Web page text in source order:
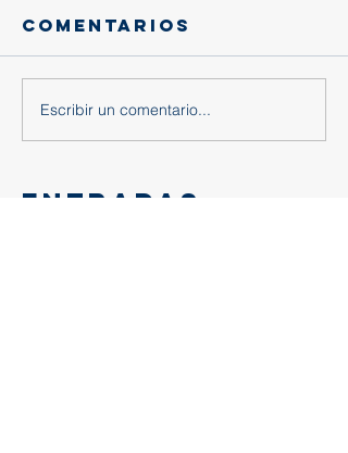
Comentarios
Escribir un comentario...
Entradas